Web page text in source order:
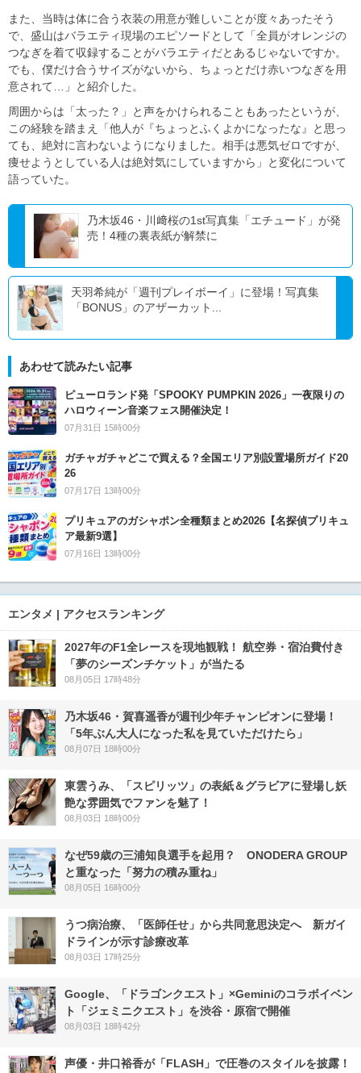
また、当時は体に合う衣装の用意が難しいことが度々あったそう
で、盛山はバラエティ現場のエピソードとして「全員がオレンジの
つなぎを着て収録することがバラエティだとあるじゃないですか。
でも、僕だけ合うサイズがないから、ちょっとだけ赤いつなぎを用
意されて…」と紹介した。
周囲からは「太った？」と声をかけられることもあったというが、
この経験を踏まえ「他人が『ちょっとふくよかになったな』と思っ
ても、絶対に言わないようになりました。相手は悪気ゼロですが、
痩せようとしている人は絶対気にしていますから」と変化について
語っていた。
乃木坂46・川﨑桜の1st写真集「エチュード」が発
売！4種の裏表紙が解禁に
天羽希純が「週刊プレイボーイ」に登場！写真集
「BONUS」のアザーカット...
あわせて読みたい記事
ピューロランド発「SPOOKY PUMPKIN 2026」一夜限りの
ハロウィーン音楽フェス開催決定！
07月31日 15時00分
ガチャガチャどこで買える？全国エリア別設置場所ガイド20
26
07月17日 13時00分
プリキュアのガシャポン全種類まとめ2026【名探偵プリキュ
ア最新9選】
07月16日 13時00分
エンタメ | アクセスランキング
2027年のF1全レースを現地観戦！ 航空券・宿泊費付き
「夢のシーズンチケット」が当たる
08月05日 17時48分
乃木坂46・賀喜遥香が週刊少年チャンピオンに登場！
「5年ぶん大人になった私を見ていただけたら」
08月07日 18時00分
東雲うみ、「スピリッツ」の表紙＆グラビアに登場し妖
艶な雰囲気でファンを魅了！
08月03日 18時00分
なぜ59歳の三浦知良選手を起用？ ONODERA GROUP
と重なった「努力の積み重ね」
08月05日 16時00分
うつ病治療、「医師任せ」から共同意思決定へ 新ガイ
ドラインが示す診療改革
08月03日 17時25分
Google、「ドラゴンクエスト」×Geminiのコラボイベン
ト「ジェミニクエスト」を渋谷・原宿で開催
08月03日 18時42分
声優・井口裕香が「FLASH」で圧巻のスタイルを披露！